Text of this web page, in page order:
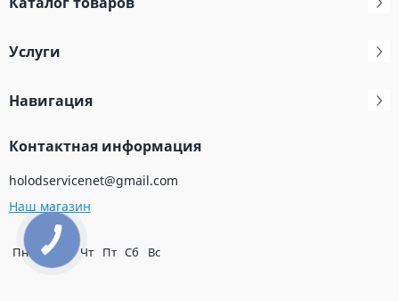
Услуги
Навигация
Контактная информация
holodservicenet@gmail.com
Наш магазин
Пн Вт Чт Пт Сб Вс